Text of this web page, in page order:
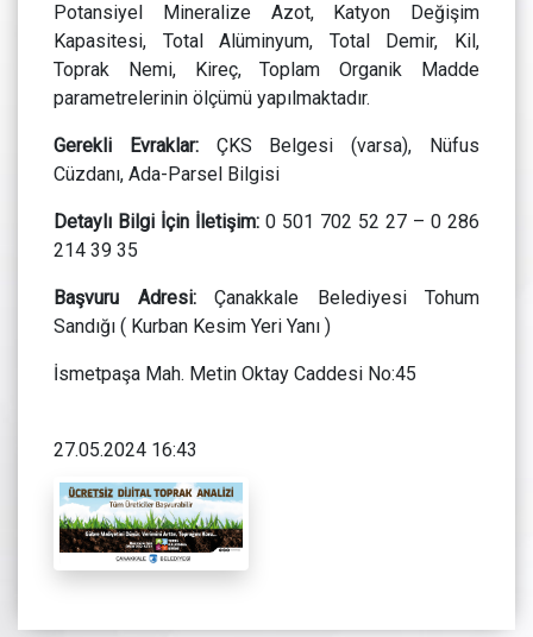
Potansiyel Mineralize Azot, Katyon Değişim
Kapasitesi, Total Alüminyum, Total Demir, Kil,
Toprak Nemi, Kireç, Toplam Organik Madde
parametrelerinin ölçümü yapılmaktadır.
Gerekli Evraklar:ÇKS Belgesi (varsa), Nüfus
Cüzdanı, Ada-Parsel Bilgisi
Detaylı Bilgi İçin İletişim: 0 501 702 52 27 – 0 286
214 39 35
Başvuru Adresi: Çanakkale Belediyesi Tohum
Sandığı ( Kurban Kesim Yeri Yanı )
İsmetpaşa Mah. Metin Oktay Caddesi No:45
27.05.2024 16:43